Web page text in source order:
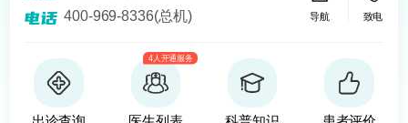
打造白癜风治疗品牌。
400-969-8336(总机)
导航 致电
4人开通服务